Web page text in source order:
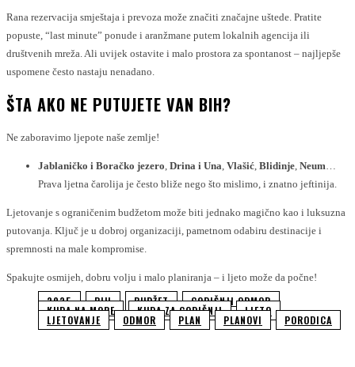
Rana rezervacija smještaja i prevoza može značiti značajne uštede. Pratite
popuste, “last minute” ponude i aranžmane putem lokalnih agencija ili
društvenih mreža. Ali uvijek ostavite i malo prostora za spontanost – najljepše
uspomene često nastaju nenadano.
ŠTA AKO NE PUTUJETE VAN BIH?
Ne zaboravimo ljepote naše zemlje!
Jablaničko i Boračko jezero, Drina i Una, Vlašić, Blidinje, Neum…
Prava ljetna čarolija je često bliže nego što mislimo, i znatno jeftinija.
Ljetovanje s ograničenim budžetom može biti jednako magično kao i luksuzna
putovanja. Ključ je u dobroj organizaciji, pametnom odabiru destinacije i
spremnosti na male kompromise.
Spakujte osmijeh, dobru volju i malo planiranja – i ljeto može da počne!
2025 BIH BUDŽET GODIŠNJI ODMOR
KUDA NA MORE KUDA ZA GODIŠNJI LJETO
LJETOVANJE ODMOR PLAN PLANOVI PORODICA